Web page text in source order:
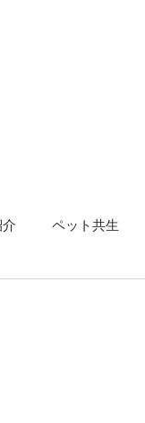
介 ペット共生
募集